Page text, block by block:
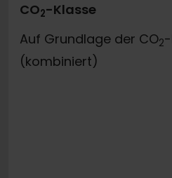
CO2-Klasse
Auf Grundlage der CO2
(kombiniert)